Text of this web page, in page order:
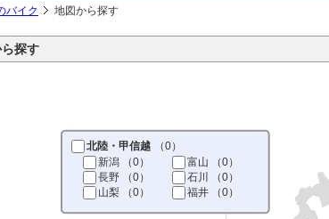
バイク 地図から探す
探す
北陸・甲信越 （0）
新潟 （0）
長野 （0）
山梨 （0）
富山 （0）
石川
（0）
福井 （0）